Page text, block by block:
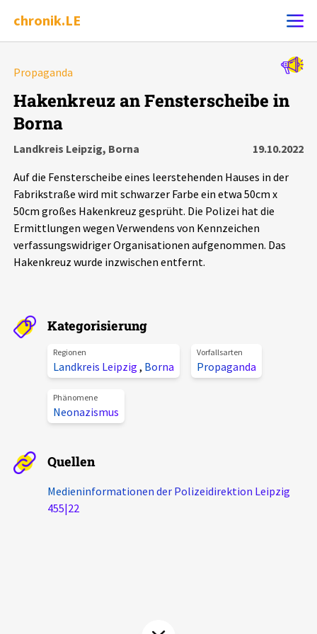
chronik.LE
Chronik
Leipziger Zustände
Schlaglichter
Aktuelles
Alle Beiträge
Veranstaltungen
Pressemitteilungen
Podcasts
Über uns
Projektbeschreibung
Unterstützer_innen
Spenden
Propaganda
Hakenkreuz an Fensterscheibe in
Borna
Landkreis Leipzig, Borna
19.10.2022
Auf die Fensterscheibe eines leerstehenden Hauses in der
Fabrikstraße wird mit schwarzer Farbe ein etwa 50cm x
50cm großes Hakenkreuz gesprüht. Die Polizei hat die
Ermittlungen wegen Verwendens von Kennzeichen
verfassungswidriger Organisationen aufgenommen. Das
Hakenkreuz wurde inzwischen entfernt.
Kategorisierung
Regionen
Landkreis Leipzig , Borna
Vorfallsarten
Propaganda
Phänomene
Neonazismus
Quellen
Medieninformationen der Polizeidirektion Leipzig
455|22
Alle Ereignisse
Ereignisse
Ereignisse